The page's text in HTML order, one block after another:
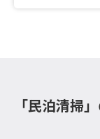
「民泊清掃